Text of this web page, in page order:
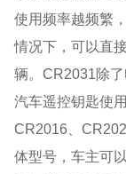
使用频率越频繁
情况下，可以直
辆。CR2031除
汽车遥控钥匙使
CR2016、
体型号，车主可